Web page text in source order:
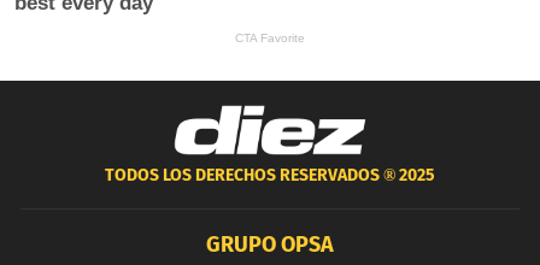
TODOS LOS DERECHOS RESERVADOS ®2025
GRUPO OPSA